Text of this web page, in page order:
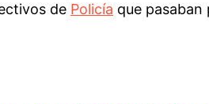
de Policía que pasaban